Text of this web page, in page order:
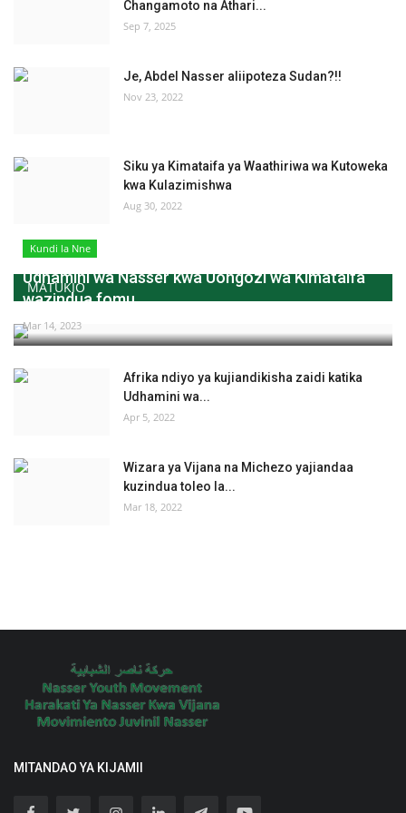
Changamoto na Athari...
Sep 7, 2025
Je, Abdel Nasser aliipoteza Sudan?!!
Nov 23, 2022
Siku ya Kimataifa ya Waathiriwa wa Kutoweka
kwa Kulazimishwa
Aug 30, 2022
MATUKIO
Kundi la Nne
Udhamini wa Nasser kwa Uongozi wa Kimataifa
wazindua fomu...
Mar 14, 2023
Afrika ndiyo ya kujiandikisha zaidi katika
Udhamini wa...
Apr 5, 2022
Wizara ya Vijana na Michezo yajiandaa
kuzindua toleo la...
Mar 18, 2022
MITANDAO YA KIJAMII